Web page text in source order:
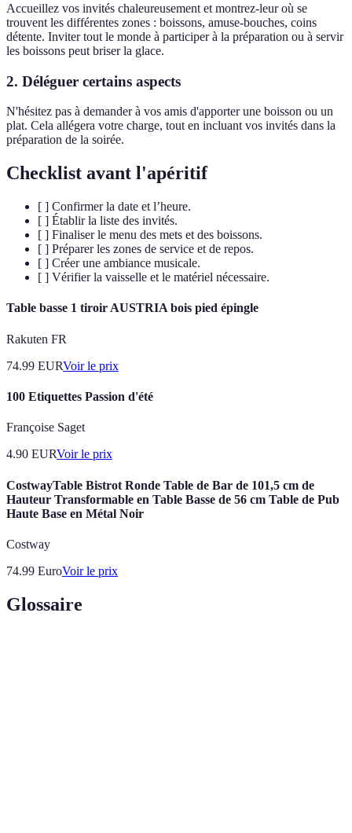
Accueillez vos invités chaleureusement et montrez-leur où se
trouvent les différentes zones : boissons, amuse-bouches, coins
détente. Inviter tout le monde à participer à la préparation ou à servir
les boissons peut briser la glace.
2. Déléguer certains aspects
N'hésitez pas à demander à vos amis d'apporter une boisson ou un
plat. Cela allégera votre charge, tout en incluant vos invités dans la
préparation de la soirée.
Checklist avant l'apéritif
[ ] Confirmer la date et l’heure.
[ ] Établir la liste des invités.
[ ] Finaliser le menu des mets et des boissons.
[ ] Préparer les zones de service et de repos.
[ ] Créer une ambiance musicale.
[ ] Vérifier la vaisselle et le matériel nécessaire.
Table basse 1 tiroir AUSTRIA bois pied épingle
Rakuten FR
74.99 EURVoir le prix
100 Etiquettes Passion d'été
Françoise Saget
4.90 EURVoir le prix
CostwayTable Bistrot Ronde Table de Bar de 101,5 cm de
Hauteur Transformable en Table Basse de 56 cm Table de Pub
Haute Base en Métal Noir
Costway
74.99 EuroVoir le prix
Glossaire